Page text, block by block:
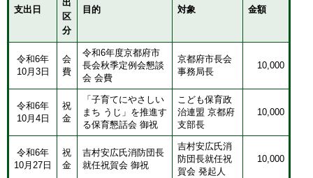
支出日
出
区
分
目的 対象 金額
令和6年
10月3日
会
費
​令和6年度京都府市
長会秋季定例会懇談
会 会費
​​京都府市長会
事務局長
10,000
​令和6年
10月4日
​祝
金
「子育てにやさしい
まち うじ」を推進す
る保育懇話会 御祝
​​こども保育政
治連盟 京都府
支部長
10,000
​令和6年
10月27日
​祝
金
吉村安広氏消防団長
就任祝賀会 御祝
​​吉村安広氏消
防団長就任祝
賀会 発起人
10,000